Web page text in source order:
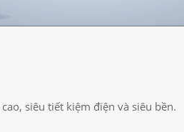
siêu tiết kiệm điện và siêu bền.